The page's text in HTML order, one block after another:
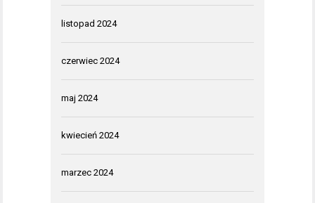
listopad 2024
czerwiec 2024
maj 2024
kwiecień 2024
marzec 2024